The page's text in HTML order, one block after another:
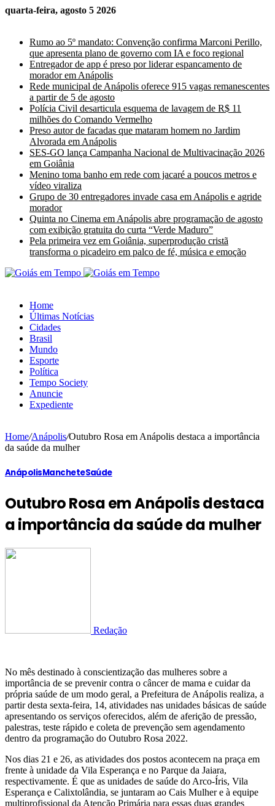
quarta-feira, agosto 5 2026
Rumo ao 5º mandato: Convenção confirma Marconi Perillo,
que apresenta plano de governo com IA e foco regional
Entregador de app é preso por liderar espancamento de
morador em Anápolis
Rede municipal de Anápolis oferece 915 vagas remanescentes
a partir de 5 de agosto
Polícia Civil desarticula esquema de lavagem de R$ 11
milhões do Comando Vermelho
Preso autor de facadas que mataram homem no Jardim
Alvorada em Anápolis
SES-GO lança Campanha Nacional de Multivacinação 2026
em Goiânia
Menino toma banho em rede com jacaré a poucos metros e
vídeo viraliza
Grupo de 30 entregadores invade casa em Anápolis e agride
morador
Quinta no Cinema em Anápolis abre programação de agosto
com exibição gratuita do curta “Verde Maduro”
Pela primeira vez em Goiânia, superprodução cristã
transforma o picadeiro em palco de fé, música e emoção
Home
Últimas Notícias
Cidades
Brasil
Mundo
Esporte
Política
Tempo Society
Anuncie
Expediente
Home/Anápolis/Outubro Rosa em Anápolis destaca a importância
da saúde da mulher
AnápolisMancheteSaúde
Outubro Rosa em Anápolis destaca
a importância da saúde da mulher
Redação
No mês destinado à conscientização das mulheres sobre a
importância de se prevenir contra o câncer de mama e cuidar da
própria saúde de um modo geral, a Prefeitura de Anápolis realiza, a
partir desta sexta-feira, 14, atividades nas unidades básicas de saúde
apresentando os serviços oferecidos, além de aferição de pressão,
palestras, teste rápido e coleta de prevenção sem agendamento
dentro da programação do Outubro Rosa 2022.
Nos dias 21 e 26, as atividades dos postos acontecem na praça em
frente à unidade da Vila Esperança e no Parque da Jaiara,
respectivamente. É que as unidades de saúde do Arco-Íris, Vila
Esperança e Calixtolândia, se juntaram ao Cais Mulher e à equipe
multiprofissional da Atenção Primária para essas duas grandes